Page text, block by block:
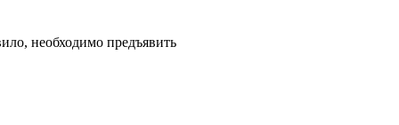
необходимо предъявить